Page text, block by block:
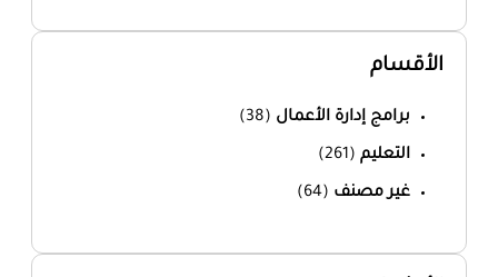
الأقسام
برامج إدارة الأعمال (38)
التعليم (261)
غير مصنف (64)